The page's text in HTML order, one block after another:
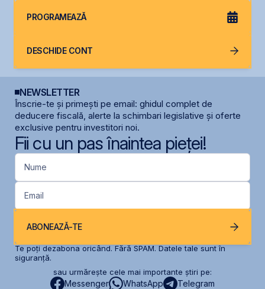
PROGRAMEAZĂ
DESCHIDE CONT
NEWSLETTER
Înscrie-te și primești pe email: ghidul complet de
deducere fiscală, alerte la schimbari legislative și oferte
exclusive pentru investitori noi.
Fii cu un pas înaintea pieței!
Nume
Email
ABONEAZĂ-TE
Te poți dezabona oricând. Fără SPAM. Datele tale sunt în
siguranță.
sau urmărește cele mai importante știri pe:
Messenger WhatsApp Telegram